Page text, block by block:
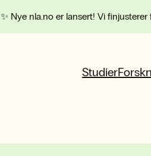
✨ Nye nla.no er lansert! Vi
Studier